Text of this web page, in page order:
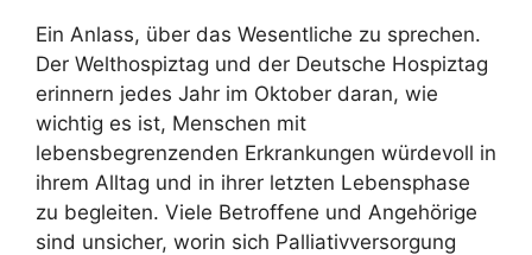
Ein Anlass, über das Wesentliche zu sprechen.
Der Welthospiztag und der Deutsche Hospiztag
erinnern jedes Jahr im Oktober daran, wie
wichtig es ist, Menschen mit
lebensbegrenzenden Erkrankungen würdevoll in
ihrem Alltag und in ihrer letzten Lebensphase
zu begleiten. Viele Betroffene und Angehörige
sind unsicher, worin sich Palliativversorgung